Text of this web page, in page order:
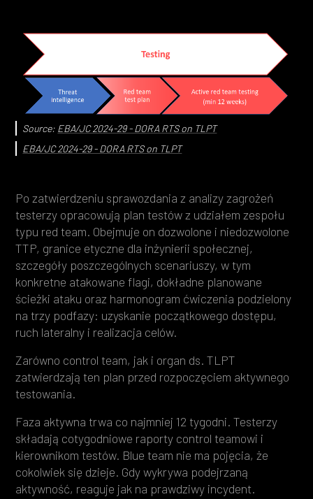
Source: EBA/JC 2024-29 - DORA RTS on TLPT
EBA/JC 2024-29 - DORA RTS on TLPT
Po zatwierdzeniu sprawozdania z analizy zagrożeń
testerzy opracowują plan testów z udziałem zespołu
typu red team. Obejmuje on dozwolone i niedozwolone
TTP, granice etyczne dla inżynierii społecznej,
szczegóły poszczególnych scenariuszy, w tym
konkretne atakowane flagi, dokładne planowane
ścieżki ataku oraz harmonogram ćwiczenia podzielony
na trzy podfazy: uzyskanie początkowego dostępu,
ruch lateralny i realizacja celów.
Zarówno control team, jak i organ ds. TLPT
zatwierdzają ten plan przed rozpoczęciem aktywnego
testowania.
Faza aktywna trwa co najmniej 12 tygodni. Testerzy
składają cotygodniowe raporty control teamowi i
kierownikom testów. Blue team nie ma pojęcia, że
cokolwiek się dzieje. Gdy wykrywa podejrzaną
aktywność, reaguje jak na prawdziwy incydent.